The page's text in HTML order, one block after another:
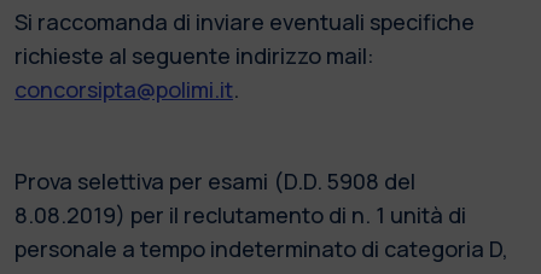
Si raccomanda di inviare eventuali specifiche
richieste al seguente indirizzo mail:
concorsipta@polimi.it.
Prova selettiva per esami (D.D. 5908 del
8.08.2019) per il reclutamento di n. 1 unità di
personale a tempo indeterminato di categoria D,